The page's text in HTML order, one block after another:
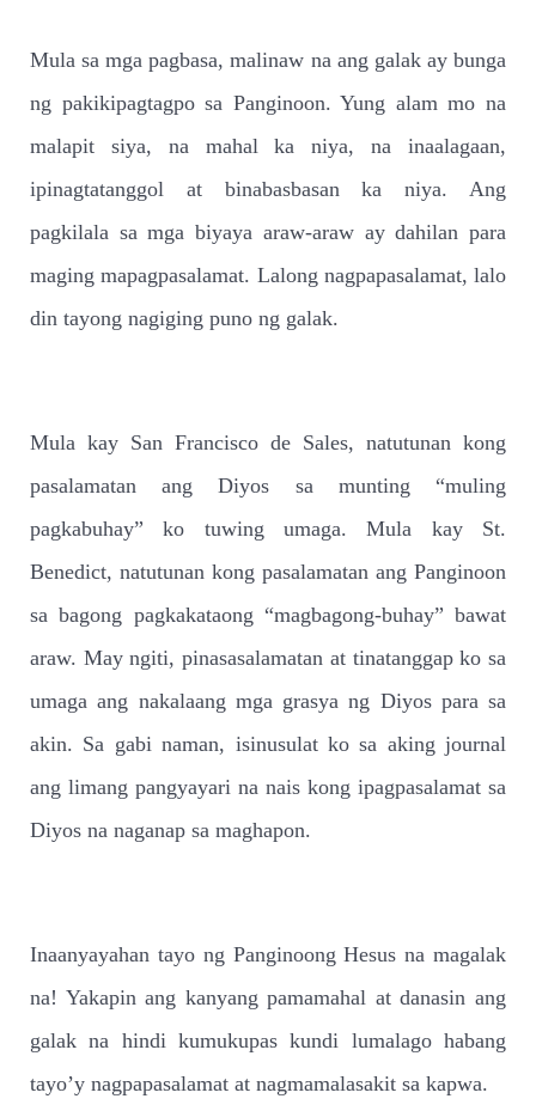
Mula sa mga pagbasa, malinaw na ang galak ay bunga
ng pakikipagtagpo sa Panginoon. Yung alam mo na
malapit siya, na mahal ka niya, na inaalagaan,
ipinagtatanggol at binabasbasan ka niya. Ang
pagkilala sa mga biyaya araw-araw ay dahilan para
maging mapagpasalamat. Lalong nagpapasalamat, lalo
din tayong nagiging puno ng galak.
Mula kay San Francisco de Sales, natutunan kong
pasalamatan ang Diyos sa munting “muling
pagkabuhay” ko tuwing umaga. Mula kay St.
Benedict, natutunan kong pasalamatan ang Panginoon
sa bagong pagkakataong “magbagong-buhay” bawat
araw. May ngiti, pinasasalamatan at tinatanggap ko sa
umaga ang nakalaang mga grasya ng Diyos para sa
akin. Sa gabi naman, isinusulat ko sa aking journal
ang limang pangyayari na nais kong ipagpasalamat sa
Diyos na naganap sa maghapon.
Inaanyayahan tayo ng Panginoong Hesus na magalak
na! Yakapin ang kanyang pamamahal at danasin ang
galak na hindi kumukupas kundi lumalago habang
tayo’y nagpapasalamat at nagmamalasakit sa kapwa.